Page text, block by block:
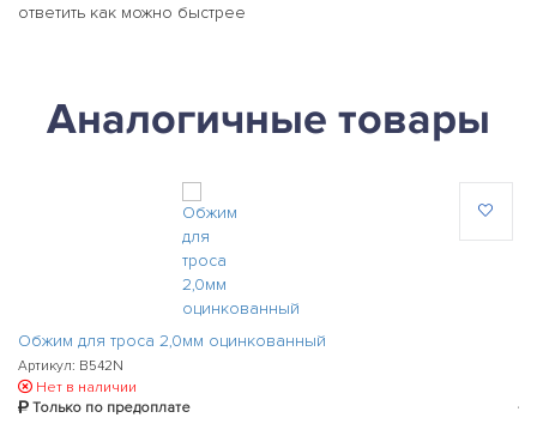
ответить как можно быстрее
Аналогичные товары
Обжим для троса 2,0мм оцинкованный
Артикул: B542N
Нет в наличии
Только по предоплате